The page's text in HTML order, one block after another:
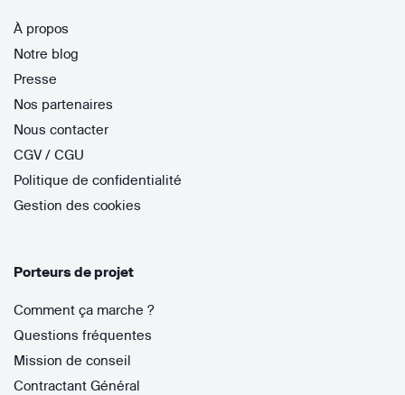
À propos
Notre blog
Presse
Nos partenaires
Nous contacter
CGV / CGU
Politique de confidentialité
Gestion des cookies
Porteurs de projet
Comment ça marche ?
Questions fréquentes
Mission de conseil
Contractant Général